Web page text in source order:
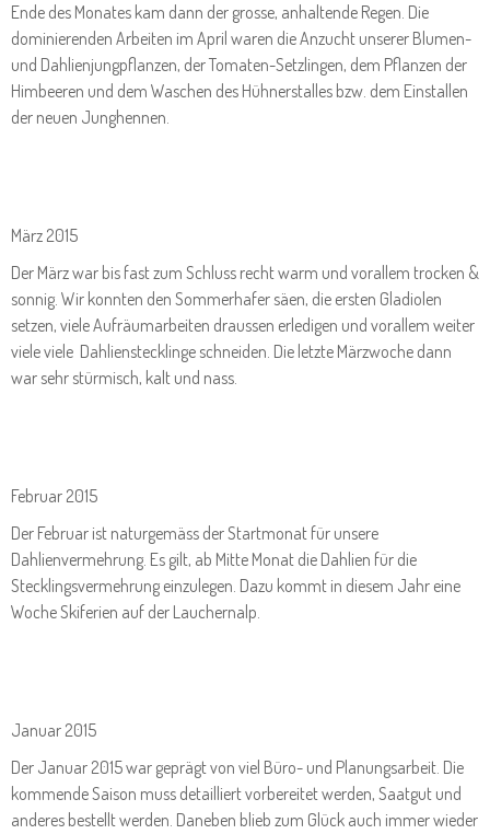
Ende des Monates kam dann der grosse, anhaltende Regen. Die
dominierenden Arbeiten im April waren die Anzucht unserer Blumen-
und Dahlienjungpflanzen, der Tomaten-Setzlingen, dem Pflanzen der
Himbeeren und dem Waschen des Hühnerstalles bzw. dem Einstallen
der neuen Junghennen.
März 2015
Der März war bis fast zum Schluss recht warm und vorallem trocken &
sonnig. Wir konnten den Sommerhafer säen, die ersten Gladiolen
setzen, viele Aufräumarbeiten draussen erledigen und vorallem weiter
viele viele Dahlienstecklinge schneiden. Die letzte Märzwoche dann
war sehr stürmisch, kalt und nass.
Februar 2015
Der Februar ist naturgemäss der Startmonat für unsere
Dahlienvermehrung. Es gilt, ab Mitte Monat die Dahlien für die
Stecklingsvermehrung einzulegen. Dazu kommt in diesem Jahr eine
Woche Skiferien auf der Lauchernalp.
Januar 2015
Der Januar 2015 war geprägt von viel Büro- und Planungsarbeit. Die
kommende Saison muss detailliert vorbereitet werden, Saatgut und
anderes bestellt werden. Daneben blieb zum Glück auch immer wieder